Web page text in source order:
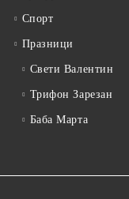
Спорт
Празници
Свети Валентин
Трифон Зарезан
Баба Марта